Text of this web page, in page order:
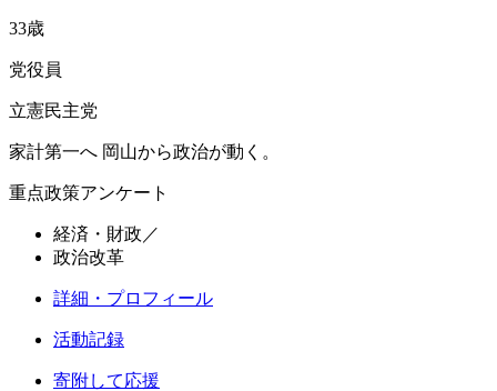
33歳
党役員
立憲民主党
家計第一へ 岡山から政治が動く。
重点政策アンケート
経済・財政 ／
政治改革
詳細・プロフィール
活動記録
寄附して応援